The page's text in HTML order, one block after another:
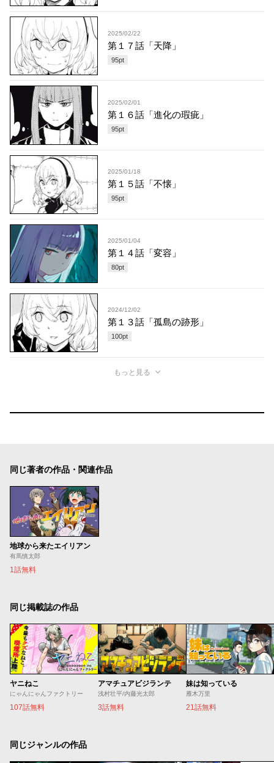
2025/02/22
第１７話「天降」
95pt
2025/02/01
第１６話「進化の瑕疵」
95pt
2025/01/18
第１５話「不懐」
95pt
2025/01/04
第１４話「変容」
80pt
2024/12/02
第１３話「孤島の跡形」
100pt
もっと見る
同じ著者の作品・関連作品
地球から来たエイリアン
有馬慎太郎
1話無料
同じ掲載誌の作品
ヤニねこ
にゃんにゃんファクトリー
107話無料
アマチュアビジランテ
浅村壮平/内藤光太郎
3話無料
妹は知っている
雁木万里
21話無料
同じジャンルの作品